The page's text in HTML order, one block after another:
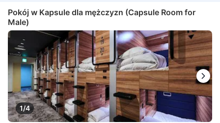
Pokój w Kapsule dla mężczyzn (Capsule Room for
Male)
1/4